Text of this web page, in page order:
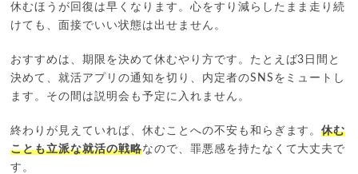
休むほうが回復は早くなります。心をすり減らしたまま走り続
けても、面接でいい状態は出せません。
おすすめは、期限を決めて休むやり方です。たとえば3日間と
決めて、就活アプリの通知を切り、内定者のSNSをミュートし
ます。その間は説明会も予定に入れません。
終わりが見えていれば、休むことへの不安も和らぎます。休む
ことも立派な就活の戦略なので、罪悪感を持たなくて大丈夫で
す。